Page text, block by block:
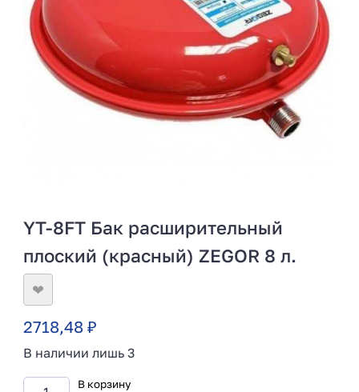
YT-8FT Бак расширительный
плоский (красный) ZEGOR 8 л.
❤
2718,48 ₽
В наличии лишь 3
В корзину